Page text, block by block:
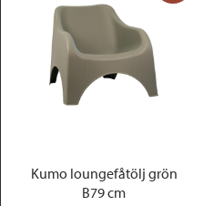
Kumo loungefåtölj grön
B79 cm